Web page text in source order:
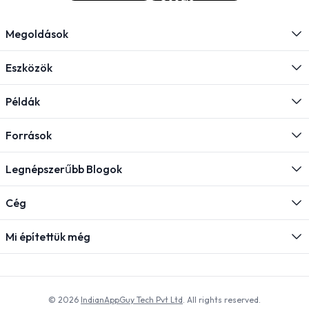
Megoldások
Eszközök
Példák
Források
Legnépszerűbb Blogok
Cég
Mi építettük még
© 2026 IndianAppGuy Tech Pvt Ltd . All rights reserved.